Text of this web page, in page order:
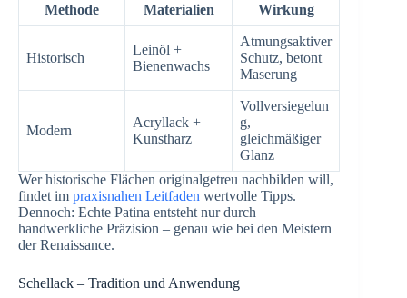
Methode Materialien Wirkung
Historisch
Leinöl +
Bienenwachs
Atmungsaktiver
Schutz, betont
Maserung
Modern
Acryllack +
Kunstharz
Vollversiegelun
g,
gleichmäßiger
Glanz
Wer historische Flächen originalgetreu nachbilden will,
findet im praxisnahen Leitfaden wertvolle Tipps.
Dennoch: Echte Patina entsteht nur durch
handwerkliche Präzision – genau wie bei den Meistern
der Renaissance.
Schellack – Tradition und Anwendung